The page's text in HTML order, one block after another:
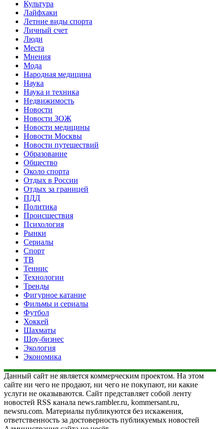
Культура
Лайфхаки
Летние виды спорта
Личный счет
Люди
Места
Мнения
Мода
Народная медицина
Наука
Наука и техника
Недвижимость
Новости
Новости ЗОЖ
Новости медицины
Новости Москвы
Новости путешествий
Образование
Общество
Около спорта
Отдых в России
Отдых за границей
ПДД
Политика
Происшествия
Психология
Рынки
Сериалы
Спорт
ТВ
Теннис
Технологии
Тренды
Фигурное катание
Фильмы и сериалы
Футбол
Хоккей
Шахматы
Шоу-бизнес
Экология
Экономика
Данный сайт не является коммерческим проектом. На этом
сайте ни чего не продают, ни чего не покупают, ни какие
услуги не оказываются. Сайт представляет собой ленту
новостей RSS канала news.rambler.ru, kommersant.ru,
newsru.com. Материалы публикуются без искажения,
ответственность за достоверность публикуемых новостей